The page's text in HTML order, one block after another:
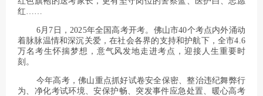
红……
6月7日，2025年全国高考开考。佛山市40个考点内外涌动
着脉脉温情和深沉关爱，在社会各界的支持和护航下，全市4.6
万名考生怀揣梦想，意气风发地走进考点，迎接人生重要时
刻。
今年高考，佛山重点抓好试卷安全保密、整治违纪舞弊行
为、净化考试环境、安保护畅、突发事件应急处置、暖心高考